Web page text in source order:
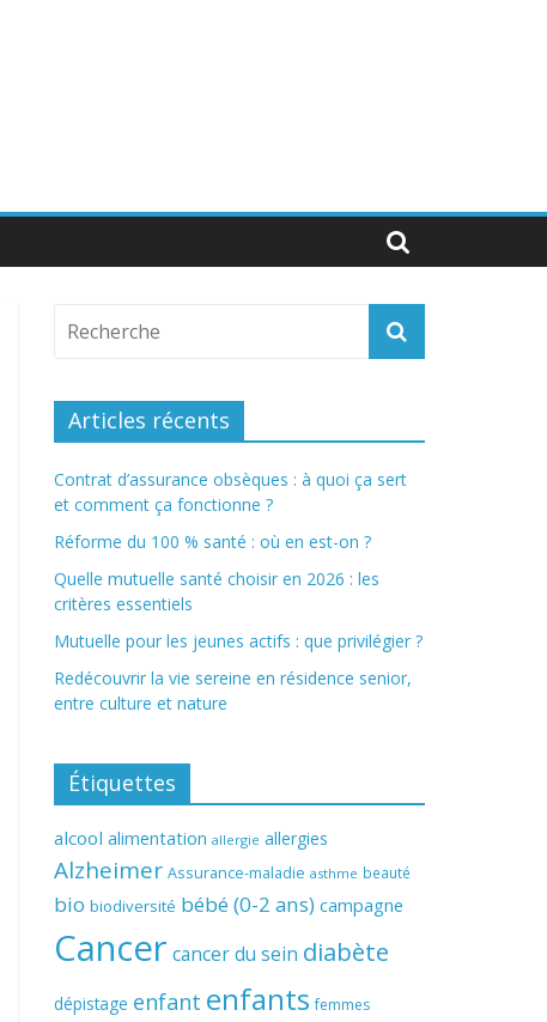
Articles récents
Contrat d’assurance obsèques : à quoi ça sert
et comment ça fonctionne ?
Réforme du 100 % santé : où en est-on ?
Quelle mutuelle santé choisir en 2026 : les
critères essentiels
Mutuelle pour les jeunes actifs : que privilégier ?
Redécouvrir la vie sereine en résidence senior,
entre culture et nature
Étiquettes
alcool alimentation allergie allergies
Alzheimer Assurance-maladie asthme beauté
bio biodiversité bébé (0-2 ans) campagne
Cancer cancer du sein diabète
dépistage enfant enfants femmes